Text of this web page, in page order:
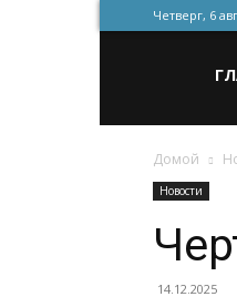
Четверг, 6
для
Домой
Новости
14.12.2025